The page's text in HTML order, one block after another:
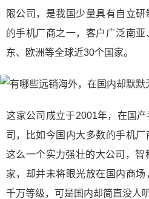
限公司，是我国少量具有自立
的手机厂商之一，客户广泛南
东、欧洲等全球近30个国家。
这家公司成立于2001年，在国
司，比如今国内大多数的手机
这么一个实力强壮的大公司，智
家，却并未将眼光放在国内商
千万等级，可是国内却简直没人听